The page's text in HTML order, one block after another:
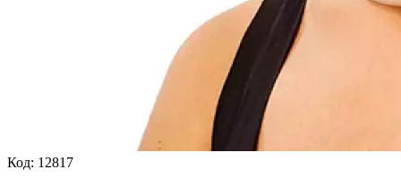
Код: 12817